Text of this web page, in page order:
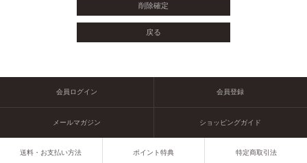
会員ログイン 会員登録
メールマガジン ショッピングガイド
送料・お支払い方法 ポイント特典 特定商取引法